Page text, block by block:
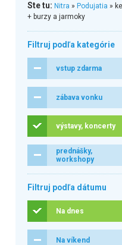
Ste tu: Nitra » Podujatia »
+ burzy a jarmoky
Filtruj podľa kategórie
vstup zdarma
zábava vonku
výstavy, koncerty
prednášky,
workshopy
Filtruj podľa dátumu
Na dnes
Na víkend